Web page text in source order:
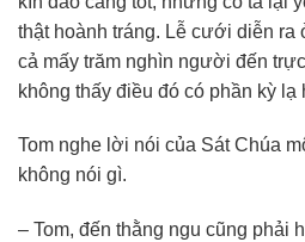
thật hoành tráng. Lễ cưới diễn ra
cả mấy trăm nghìn người đến
không thấy điều đó có phần kỳ lạ
Tom nghe lời nói của Sát Chúa
không nói gì.
– Tom, đến thằng ngu cũng phải